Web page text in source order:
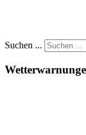
Suchen ...